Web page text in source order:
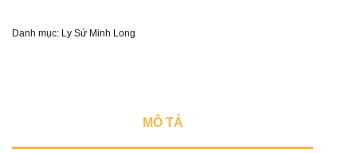
Danh mục: Ly Sứ Minh Long
MÔ TẢ